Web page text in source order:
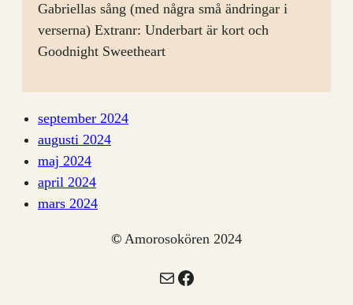
Gabriellas sång (med några små ändringar i
verserna) Extranr: Underbart är kort och
Goodnight Sweetheart
september 2024
augusti 2024
maj 2024
april 2024
mars 2024
© Amorosokören 2024
E-postFacebook